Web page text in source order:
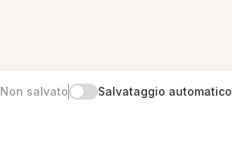
Non salvato Salvataggio automatico